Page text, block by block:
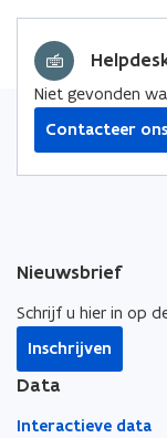
z
o
r
g
i
n
n
i
e
w
v
t
r
z
o
r
g
z
o
r
a
o
g
Niet gevonden
Contacteer ons
Nieuwsbrief
Schrijf u hier in op
Inschrijven
Data
Interactieve data